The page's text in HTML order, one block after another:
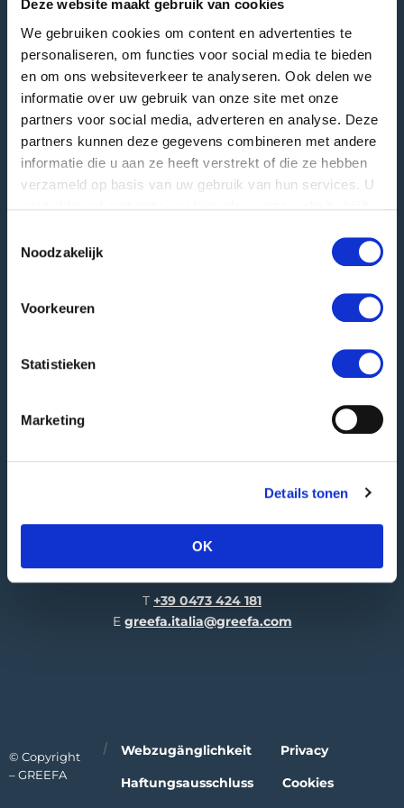
Deze website maakt gebruik van cookies
We gebruiken cookies om content en advertenties te
personaliseren, om functies voor social media te bieden
en om ons websiteverkeer te analyseren. Ook delen we
informatie over uw gebruik van onze site met onze
partners voor social media, adverteren en analyse. Deze
partners kunnen deze gegevens combineren met andere
informatie die u aan ze heeft verstrekt of die ze hebben
verzameld op basis van uw gebruik van hun services. U
Noodzakelijk
Voorkeuren
Statistieken
Marketing
Details tonen
OK
GREEFA Hauptsitz
Besucheranschrift
Langstraat 12
4196 JB Tricht | NL
+31 345 578 100
info@greefa.com
GREEFA Italia GmbH
Besucheranschrift
Industriezone 1/11
39011 Lana | IT
T +39 0473 424 181
E greefa.italia@greefa.com
© Copyright
– GREEFA
Webzugänglichkeit Privacy
Haftungsausschluss Cookies